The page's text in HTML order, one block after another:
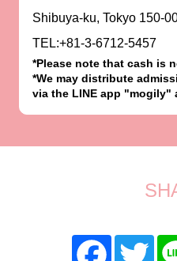
Shibuya-ku, Tokyo 150-
TEL:+81-3-6712-5457
*Please note that cash is
*We may distribute
via the LINE app "mogily"